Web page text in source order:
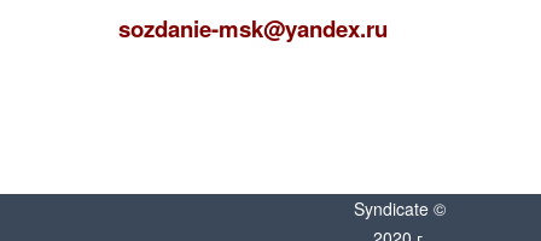
sozdanie-msk@yandex.ru
Syndicate ©